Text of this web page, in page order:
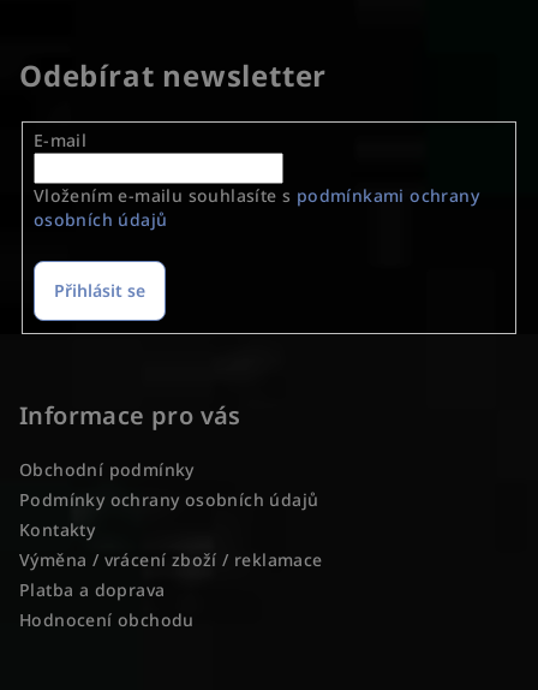
Odebírat newsletter
E-mail
Vložením e-mailu souhlasíte s podmínkami ochrany
osobních údajů
Přihlásit se
Informace pro vás
Obchodní podmínky
Podmínky ochrany osobních údajů
Kontakty
Výměna / vrácení zboží / reklamace
Platba a doprava
Hodnocení obchodu